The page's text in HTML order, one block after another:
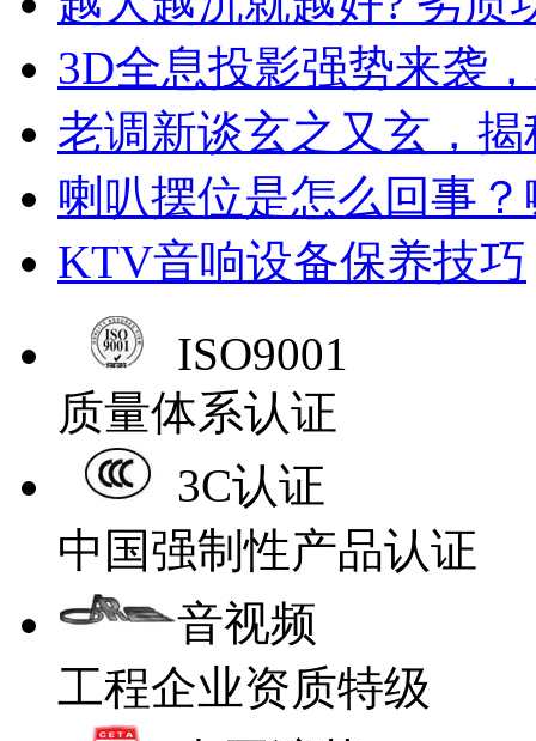
3D全息投影强势来袭
老调新谈玄之又玄，
喇叭摆位是怎么回事
KTV音响设备保养技巧
ISO9001
质量体系认证
3C认证
中国强制性产品认证
音视频
工程企业资质特级